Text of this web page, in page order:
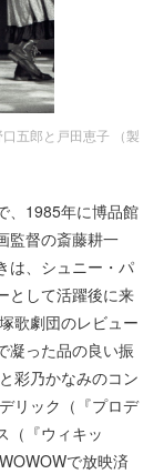
五郎と戸田恵子 （製
、1985年に博品館
監督の斎藤耕一
は、シュニー・パ
として活躍後に来
歌劇団のレビュー
凝った品の良い振
彩乃かなみのコン
リック（『プロデ
（『ウィキッ
で放映済